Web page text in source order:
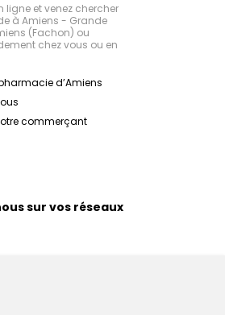
ligne et venez chercher
à Amiens - Grande
(Fachon) ou
chez vous ou en
d’Amiens
commerçant
sur vos réseaux